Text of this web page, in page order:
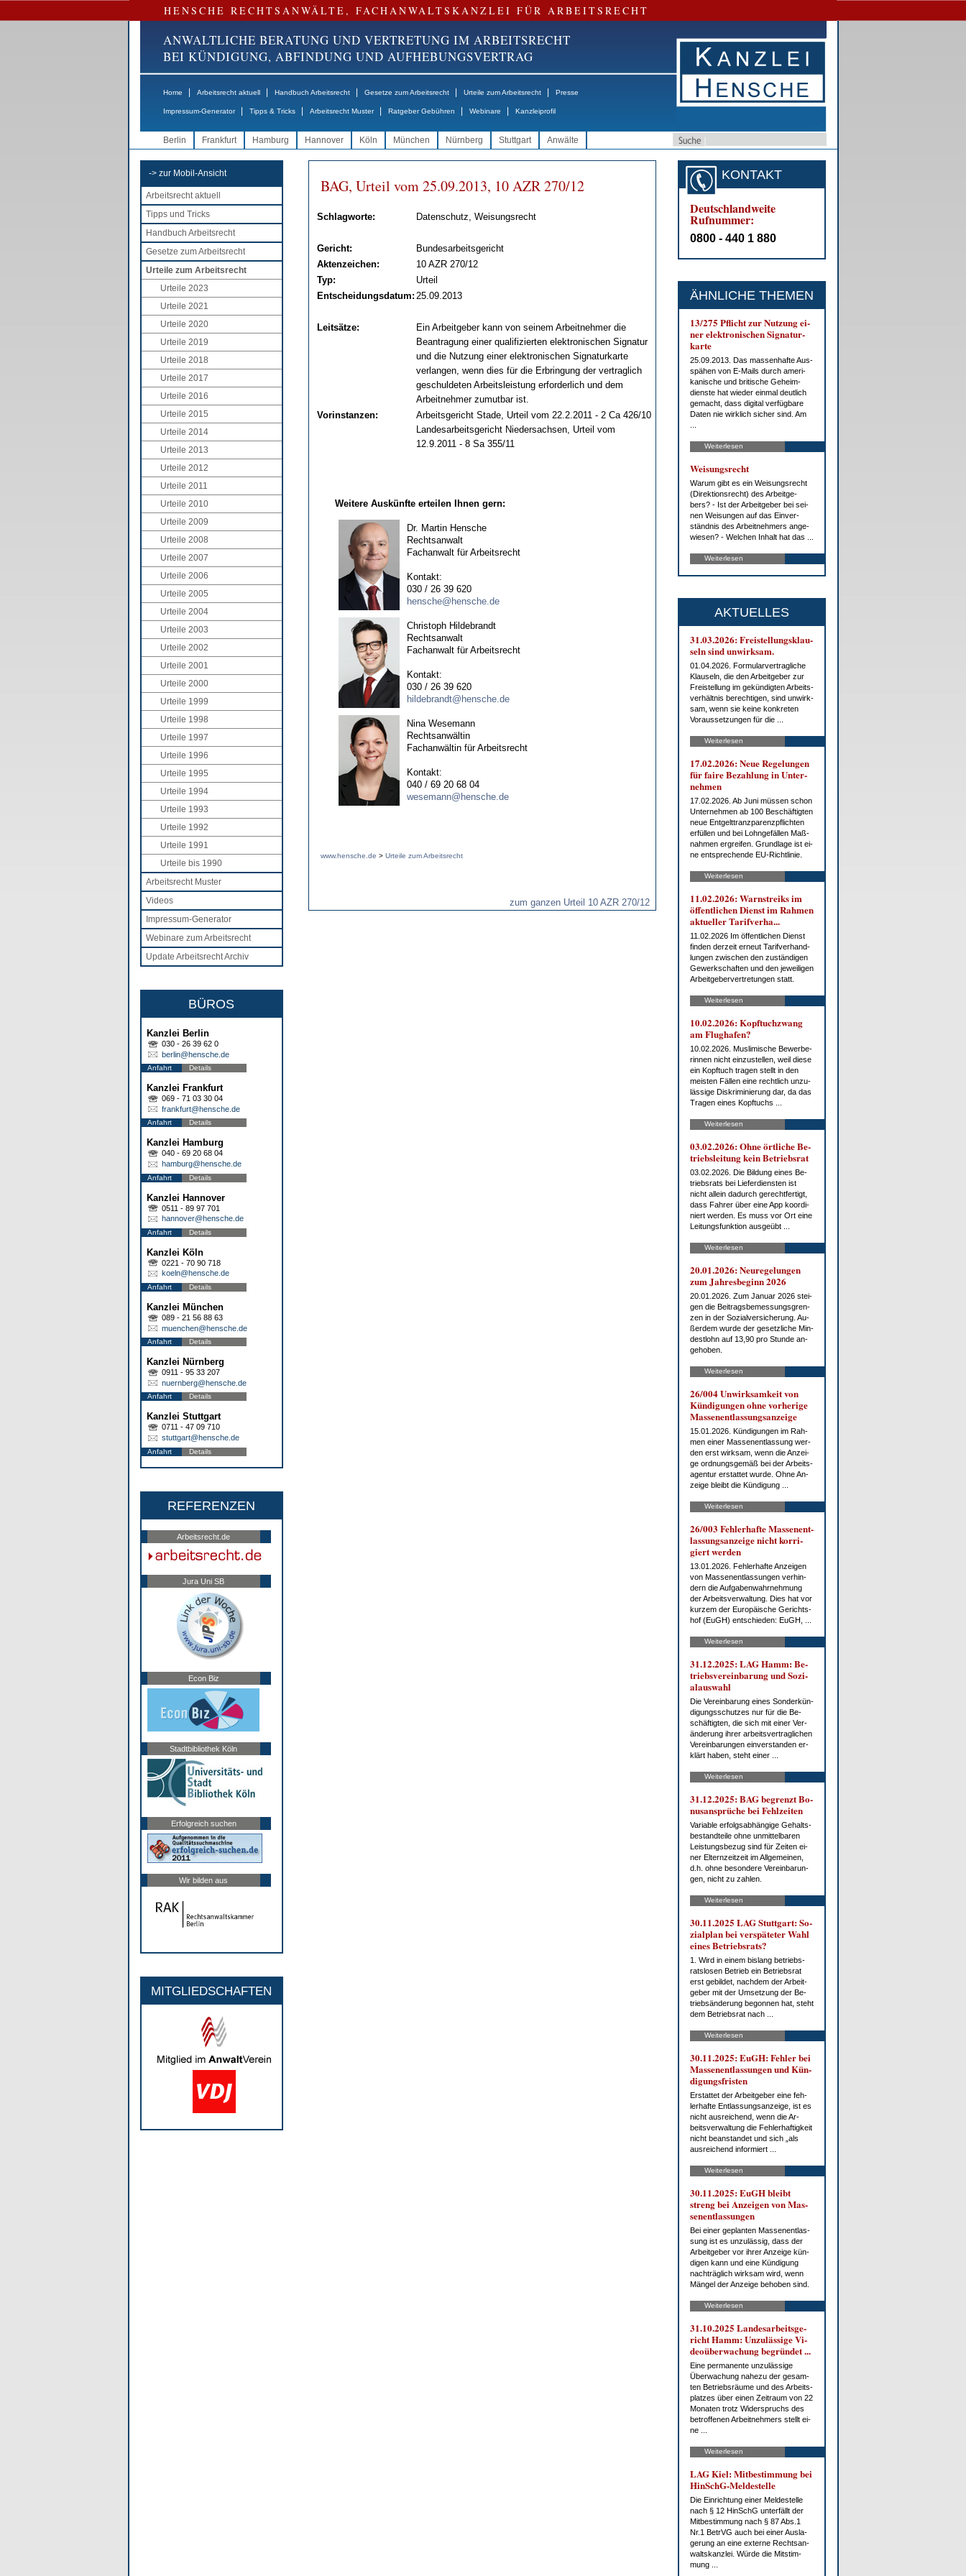
HENSCHE RECHTSANWÄLTE, FACHANWALTSKANZLEI FÜR ARBEITSRECHT
ANWALTLICHE BERATUNG UND VERTRETUNG IM ARBEITSRECHT
BEI KÜNDIGUNG, ABFINDUNG UND AUFHEBUNGSVERTRAG
Home Arbeitsrecht aktuell Handbuch Arbeitsrecht Gesetze zum Arbeitsrecht Urteile zum Arbeitsrecht Presse
Impressum-Generator Tipps & Tricks Arbeitsrecht Muster Ratgeber Gebühren Webinare Kanzleiprofil
Berlin Frankfurt Hamburg Hannover Köln München Nürnberg Stuttgart Anwälte
-> zur Mobil-Ansicht
Arbeitsrecht aktuell
Tipps und Tricks
Handbuch Arbeitsrecht
Gesetze zum Arbeitsrecht
Urteile zum Arbeitsrecht
Urteile 2023
Urteile 2021
Urteile 2020
Urteile 2019
Urteile 2018
Urteile 2017
Urteile 2016
Urteile 2015
Urteile 2014
Urteile 2013
Urteile 2012
Urteile 2011
Urteile 2010
Urteile 2009
Urteile 2008
Urteile 2007
Urteile 2006
Urteile 2005
Urteile 2004
Urteile 2003
Urteile 2002
Urteile 2001
Urteile 2000
Urteile 1999
Urteile 1998
Urteile 1997
Urteile 1996
Urteile 1995
Urteile 1994
Urteile 1993
Urteile 1992
Urteile 1991
Urteile bis 1990
Arbeitsrecht Muster
Videos
Impressum-Generator
Webinare zum Arbeitsrecht
Update Arbeitsrecht Archiv
BÜROS
Kanzlei Berlin
030 - 26 39 62 0
berlin@hensche.de
Anfahrt Details
Kanzlei Frankfurt
069 - 71 03 30 04
frankfurt@hensche.de
Anfahrt Details
Kanzlei Hamburg
040 - 69 20 68 04
hamburg@hensche.de
Anfahrt Details
Kanzlei Hannover
0511 - 89 97 701
hannover@hensche.de
Anfahrt Details
Kanzlei Köln
0221 - 70 90 718
koeln@hensche.de
Anfahrt Details
Kanzlei München
089 - 21 56 88 63
muenchen@hensche.de
Anfahrt Details
Kanzlei Nürnberg
0911 - 95 33 207
nuernberg@hensche.de
Anfahrt Details
Kanzlei Stuttgart
0711 - 47 09 710
stuttgart@hensche.de
Anfahrt Details
REFERENZEN
Arbeitsrecht.de
Jura Uni SB
Econ Biz
Stadtbibliothek Köln
Erfolgreich suchen
Wir bilden aus
MITGLIEDSCHAFTEN
BAG, Ur­teil vom 25.09.2013, 10 AZR 270/12
Schlagworte: Datenschutz, Weisungsrecht
Gericht:
Bundesarbeitsgericht
Aktenzeichen:
10 AZR 270/12
Typ:
Urteil
Entscheidungsdatum: 25.09.2013
Leitsätze:
Ein Arbeitgeber kann von seinem Arbeitnehmer die
Beantragung einer qualifizierten elektronischen Signatur
und die Nutzung einer elektronischen Signaturkarte
verlangen, wenn dies für die Erbringung der vertraglich
geschuldeten Arbeitsleistung erforderlich und dem
Arbeitnehmer zumutbar ist.
Vorinstanzen:
Arbeitsgericht Stade, Urteil vom 22.2.2011 - 2 Ca 426/10
Landesarbeitsgericht Niedersachsen, Urteil vom
12.9.2011 - 8 Sa 355/11
Weitere Auskünfte erteilen Ihnen gern:
Dr. Martin Hensche
Rechtsanwalt
Fachanwalt für Arbeitsrecht
Kontakt:
030 / 26 39 620
hensche@hensche.de
Christoph Hildebrandt
Rechtsanwalt
Fachanwalt für Arbeitsrecht
Kontakt:
030 / 26 39 620
hildebrandt@hensche.de
Nina Wesemann
Rechtsanwältin
Fachanwältin für Arbeitsrecht
Kontakt:
040 / 69 20 68 04
wesemann@hensche.de
www.hensche.de > Urteile zum Arbeitsrecht
zum ganzen Urteil 10 AZR 270/12
KONTAKT
Deutschlandweite
Rufnummer:
0800 - 440 1 880
ÄHNLICHE THEMEN
13/275 Pflicht zur Nut­zung ei­
ner elek­tro­ni­schen Si­gna­tur­
kar­te
25.09.2013. Das mas­sen­haf­te Aus­
spä­hen von E-Mails durch ame­ri­
ka­ni­sche und bri­ti­sche Ge­heim­
diens­te hat wie­der ein­mal deut­lich
ge­macht, dass di­gi­tal ver­füg­ba­re
Da­ten nie wirk­lich si­cher sind. Am
Weiterlesen
Wei­sungs­recht
War­um gibt es ein Wei­sungs­recht
(Di­rek­ti­ons­recht) des Ar­beit­ge­
bers? - Ist der Ar­beit­ge­ber bei sei­
nen Wei­sun­gen auf das Ein­ver­
ständ­nis des Ar­beit­neh­mers an­ge­
wie­sen? - Wel­chen In­halt hat das ...
Weiterlesen
AKTUELLES
31.03.2026: Frei­stel­lungs­klau­
seln sind un­wirk­sam.
01.04.2026. For­mu­lar­ver­trag­li­che
Klau­seln, die den Ar­beit­ge­ber zur
Frei­stel­lung im ge­kün­dig­ten Ar­beits­
ver­hält­nis be­rech­ti­gen, sind un­wirk­
sam, wenn sie kei­ne kon­kre­ten
Vor­aus­set­zun­gen für die ...
Weiterlesen
17.02.2026: Neue Re­ge­lun­gen
für fai­re Be­zah­lung in Un­ter­
neh­men
17.02.2026. Ab Ju­ni müs­sen schon
Un­ter­neh­men ab 100 Be­schäf­tig­ten
neue Ent­gelt­tranz­pa­renz­pflich­ten
er­fül­len und bei Lohn­ge­fäl­len Maß­
nah­men er­grei­fen. Grund­la­ge ist ei­
ne ent­spre­chen­de EU-Richt­li­nie.
Weiterlesen
11.02.2026: Warn­streiks im
öf­fent­li­chen Dienst im Rah­men
ak­tu­el­ler Ta­rif­ver­ha...
11.02.2026 Im öf­fent­li­chen Dienst
fin­den der­zeit er­neut Ta­rif­ver­hand­
lun­gen zwi­schen den zu­stän­di­gen
Ge­werk­schaf­ten und den je­wei­li­gen
Ar­beit­ge­ber­ver­tre­tun­gen statt.
Weiterlesen
10.02.2026: Kopf­tuch­zwang
am Flug­ha­fen?
10.02.2026. Mus­li­mi­sche Be­wer­be­
rin­nen nicht ein­zu­stel­len, weil die­se
ein Kopf­tuch tra­gen stellt in den
meis­ten Fäl­len ei­ne recht­lich un­zu­
läs­si­ge Dis­kri­mi­nie­rung dar, da das
Tra­gen ei­nes Kopf­tuchs ...
Weiterlesen
03.02.2026: Oh­ne ört­li­che Be­
triebs­lei­tung kein Be­triebs­rat
03.02.2026. Die Bil­dung ei­nes Be­
triebs­rats bei Lie­fer­diens­ten ist
nicht al­lein da­durch ge­recht­fer­tigt,
dass Fah­rer über ei­ne App ko­or­di­
niert wer­den. Es muss vor Ort ei­ne
Lei­tungs­funk­ti­on aus­ge­übt ...
Weiterlesen
20.01.2026: Neu­re­ge­lun­gen
zum Jah­res­be­ginn 2026
20.01.2026. Zum Ja­nu­ar 2026 stei­
gen die Bei­trags­be­mes­sungs­gren­
zen in der So­zi­al­ver­si­che­rung. Au­
ßer­dem wur­de der ge­setz­li­che Min­
dest­lohn auf 13,90 pro St­un­de an­
ge­ho­ben.
Weiterlesen
26/004 Un­wirk­sam­keit von
Kün­di­gun­gen oh­ne vor­he­ri­ge
Mas­sen­ent­las­sungs­an­zei­ge
15.01.2026. Kün­di­gun­gen im Rah­
men ei­ner Mas­sen­ent­las­sung wer­
den erst wirk­sam, wenn die An­zei­
ge ord­nungs­ge­mäß bei der Ar­beits­
agen­tur er­stat­tet wur­de. Oh­ne An­
zei­ge bleibt die Kün­di­gung ...
Weiterlesen
26/003 Feh­ler­haf­te Mas­sen­ent­
las­sungs­an­zei­ge nicht kor­ri­
giert wer­den
13.01.2026. Feh­ler­haf­te An­zei­gen
von Mas­sen­ent­las­sun­gen ver­hin­
dern die Auf­ga­ben­wahr­neh­mung
der Ar­beits­ver­wal­tung. Dies hat vor
kur­zem der Eu­ro­päi­sche Ge­richts­
hof (EuGH) ent­schie­den: EuGH, ...
Weiterlesen
31.12.2025: LAG Hamm: Be­
triebs­ver­ein­ba­rung und So­zi­
al­aus­wahl
Die Ver­ein­ba­rung ei­nes Son­der­kün­
di­gungs­schut­zes nur für die Be­
schäf­tig­ten, die sich mit ei­ner Ver­
än­de­rung ih­rer ar­beits­ver­trag­li­chen
Ver­ein­ba­run­gen ein­ver­stan­den er­
klärt ha­ben, steht ei­ner ...
Weiterlesen
31.12.2025: BAG be­grenzt Bo­
nus­an­sprü­che bei Fehl­zei­ten
Va­ria­ble er­folgs­ab­hän­gi­ge Ge­halts­
be­stand­tei­le oh­ne un­mit­tel­ba­ren
Leis­tungs­be­zug sind für Zei­ten ei­
ner El­tern­zeit­zeit im All­ge­mei­nen,
d.h. oh­ne be­son­de­re Ver­ein­ba­run­
gen, nicht zu zah­len.
Weiterlesen
30.11.2025 LAG Stutt­gart: So­
zi­al­plan bei ver­spä­te­ter Wahl
ei­nes Be­triebs­rats?
1. Wird in ei­nem bis­lang be­triebs­
rats­lo­sen Be­trieb ein Be­triebs­rat
erst ge­bil­det, nach­dem der Ar­beit­
ge­ber mit der Um­set­zung der Be­
trieb­s­än­de­rung be­gon­nen hat, steht
dem Be­triebs­rat nach ...
Weiterlesen
30.11.2025: EuGH: Feh­ler bei
Mas­sen­ent­las­sun­gen und Kün­
di­gungs­fris­ten
Er­stat­tet der Ar­beit­ge­ber ei­ne feh­
ler­haf­te Ent­las­sungs­an­zei­ge, ist es
nicht aus­rei­chend, wenn die Ar­
beits­ver­wal­tung die Feh­ler­haf­tig­keit
nicht be­an­stan­det und sich „als
aus­rei­chend in­for­miert ...
Weiterlesen
30.11.2025: EuGH bleibt
streng bei An­zei­gen von Mas­
sen­ent­las­sun­gen
Bei ei­ner ge­plan­ten Mas­sen­ent­las­
sung ist es un­zu­läs­sig, dass der
Ar­beit­ge­ber vor ih­rer An­zei­ge kün­
di­gen kann und ei­ne Kün­di­gung
nach­träg­lich wirk­sam wird, wenn
Män­gel der An­zei­ge be­ho­ben sind.
Weiterlesen
31.10.2025 Lan­des­ar­beits­ge­
richt Hamm: Un­zu­läs­si­ge Vi­
deo­über­wa­chung be­grün­det ...
Ei­ne per­ma­nen­te un­zu­läs­si­ge
Über­wa­chung na­he­zu der ge­sam­
ten Be­triebs­räu­me und des Ar­beits­
plat­zes über ei­nen Zeit­raum von 22
Mo­na­ten trotz Wi­der­spruchs des
be­trof­fe­nen Ar­beit­neh­mers stellt ei­
ne ...
Weiterlesen
LAG Kiel: Mit­be­stim­mung bei
HinSchG-Mel­de­stel­le
Die Ein­rich­tung ei­ner Mel­de­stel­le
nach § 12 HinSchG un­ter­fällt der
Mit­be­stim­mung nach § 87 Abs.1
Nr.1 Be­trVG auch bei ei­ner Aus­la­
ge­rung an ei­ne ex­ter­ne Rechts­an­
walts­kanz­lei. Wür­de die Mit­stim­
mung ...